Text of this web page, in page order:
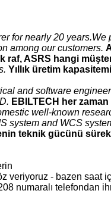
for nearly 20
among our customers.
raf, ASRS hangi
Yıllık üretim
and software
EBILTECH her
well-known
system and WCS
teknik gücünü
veriyoruz - bazen saat
numaralı telefondan